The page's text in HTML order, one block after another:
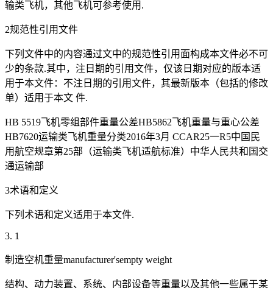
输类飞机，其他飞机可参考使用.
2规范性引用文件
下列文件中的内容通过文中的规范性引用面构成本文件必不可
少的条款.其中，注日期的引用文件，仅该日期对应的版本适
用于本文件：不注日期的引用文件，其最新版本（包括的修改
单）适用于本文 件.
HB 5519飞机零组部件重量公差HB5862飞机重量与重心公差
HB7620运输类飞机重量分类2016年3月 CCAR25一R5中国民
用航空规章第25部（运输类飞机适航标准）中华人民共和国交
通运输部
3术语和定义
下列术语和定义适用于本文件.
3. 1
制造空机重量manufacturer'sempty weight
结构、动力装置、系统、内部设备等重量以及其他一些属于某